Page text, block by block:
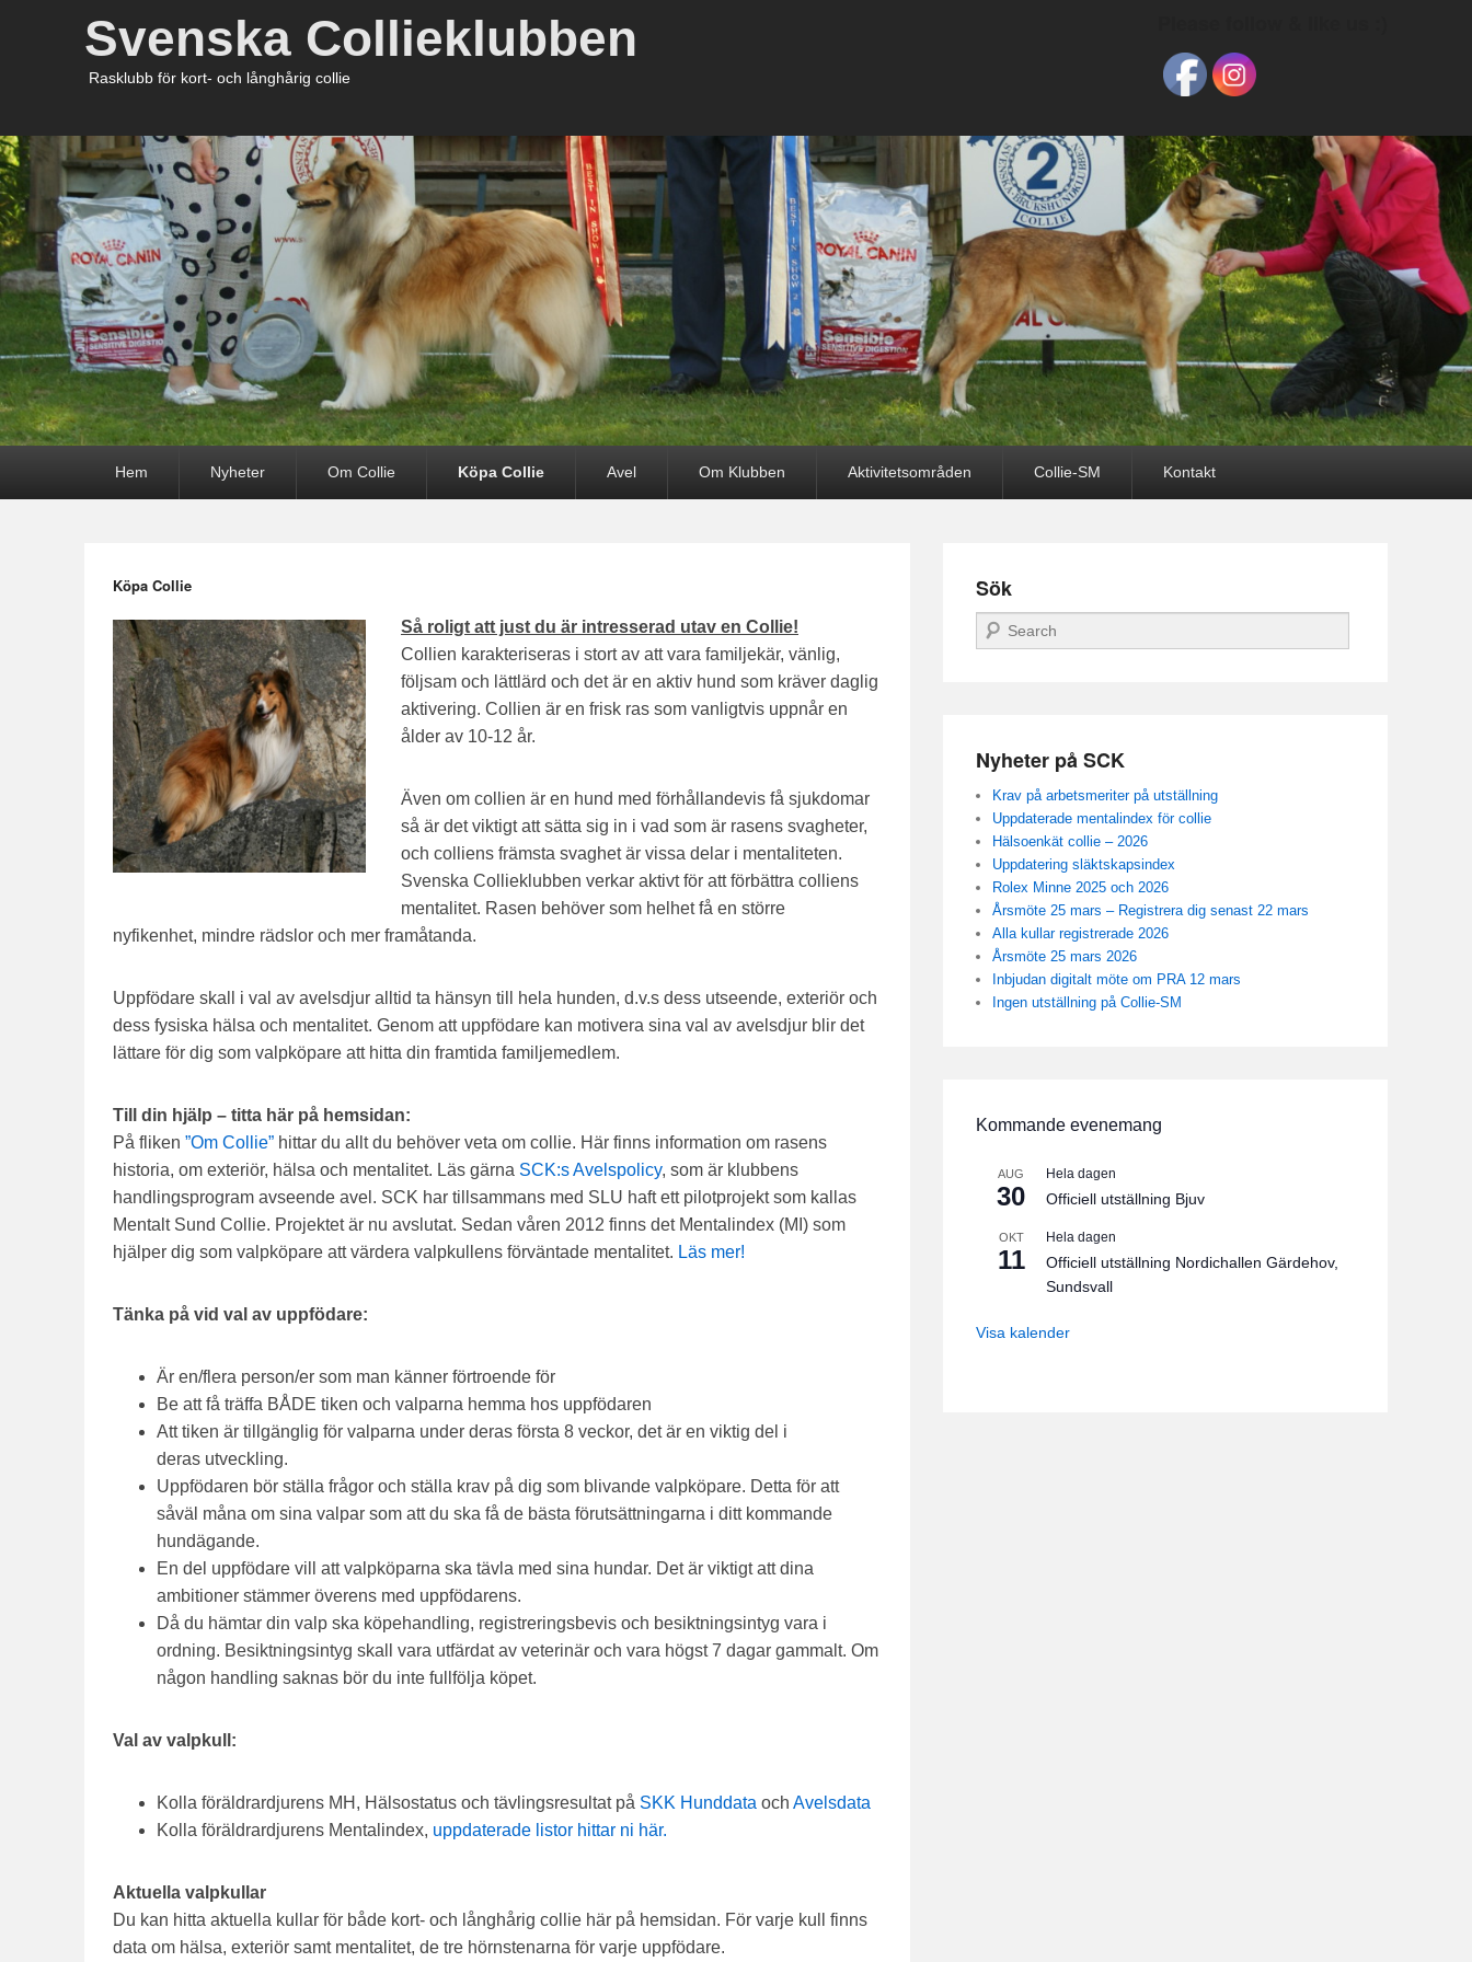
Svenska Collieklubben
Rasklubb för kort- och långhårig collie
Hem Nyheter Om Collie Köpa Collie Avel Om Klubben Aktivitetsområden Collie-SM Kontakt
Köpa Collie
Så roligt att just du är intresserad utav en Collie!
Collien karakteriseras i stort av att vara familjekär, vänlig,
följsam och lättlärd och det är en aktiv hund som kräver daglig
aktivering. Collien är en frisk ras som vanligtvis uppnår en
ålder av 10-12 år.
Även om collien är en hund med förhållandevis få sjukdomar
så är det viktigt att sätta sig in i vad som är rasens svagheter,
och colliens främsta svaghet är vissa delar i mentaliteten.
Svenska Collieklubben verkar aktivt för att förbättra colliens
mentalitet. Rasen behöver som helhet få en större
nyfikenhet, mindre rädslor och mer framåtanda.
Uppfödare skall i val av avelsdjur alltid ta hänsyn till hela hunden, d.v.s dess utseende, exteriör och
dess fysiska hälsa och mentalitet. Genom att uppfödare kan motivera sina val av avelsdjur blir det
lättare för dig som valpköpare att hitta din framtida familjemedlem.
Till din hjälp – titta här på hemsidan:
På fliken ”Om Collie” hittar du allt du behöver veta om collie. Här finns information om rasens
historia, om exteriör, hälsa och mentalitet. Läs gärna SCK:s Avelspolicy, som är klubbens
handlingsprogram avseende avel. SCK har tillsammans med SLU haft ett pilotprojekt som kallas
Mentalt Sund Collie. Projektet är nu avslutat. Sedan våren 2012 finns det Mentalindex (MI) som
hjälper dig som valpköpare att värdera valpkullens förväntade mentalitet. Läs mer!
Tänka på vid val av uppfödare:
Är en/flera person/er som man känner förtroende för
Be att få träffa BÅDE tiken och valparna hemma hos uppfödaren
Att tiken är tillgänglig för valparna under deras första 8 veckor, det är en viktig del i
deras utveckling.
Uppfödaren bör ställa frågor och ställa krav på dig som blivande valpköpare. Detta för att
såväl måna om sina valpar som att du ska få de bästa förutsättningarna i ditt kommande
hundägande.
En del uppfödare vill att valpköparna ska tävla med sina hundar. Det är viktigt att dina
ambitioner stämmer överens med uppfödarens.
Då du hämtar din valp ska köpehandling, registreringsbevis och besiktningsintyg vara i
ordning. Besiktningsintyg skall vara utfärdat av veterinär och vara högst 7 dagar gammalt. Om
någon handling saknas bör du inte fullfölja köpet.
Val av valpkull:
Kolla föräldrardjurens MH, Hälsostatus och tävlingsresultat på SKK Hunddata och Avelsdata
Kolla föräldrardjurens Mentalindex, uppdaterade listor hittar ni här.
Aktuella valpkullar
Du kan hitta aktuella kullar för både kort- och långhårig collie här på hemsidan. För varje kull finns
data om hälsa, exteriör samt mentalitet, de tre hörnstenarna för varje uppfödare.
Sök
Sök
Nyheter på SCK
Krav på arbetsmeriter på utställning
Uppdaterade mentalindex för collie
Hälsoenkät collie – 2026
Uppdatering släktskapsindex
Rolex Minne 2025 och 2026
Årsmöte 25 mars – Registrera dig senast 22 mars
Alla kullar registrerade 2026
Årsmöte 25 mars 2026
Inbjudan digitalt möte om PRA 12 mars
Ingen utställning på Collie-SM
Kommande evenemang
AUG
30
Hela dagen
Officiell utställning Bjuv
OKT
11
Hela dagen
Officiell utställning Nordichallen Gärdehov,
Sundsvall
Visa kalender